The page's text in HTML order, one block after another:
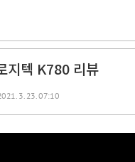
지텍 K780 리뷰
3. 23. 07:10